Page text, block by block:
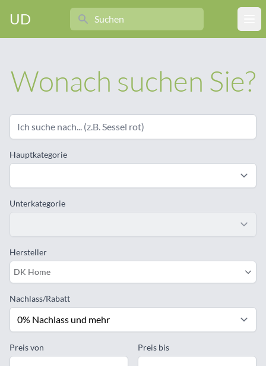
UD
Search
Wonach suchen Sie?
Hauptkategorie
Unterkategorie
Hersteller
DK Home
Nachlass/Rabatt
Preis von Preis bis